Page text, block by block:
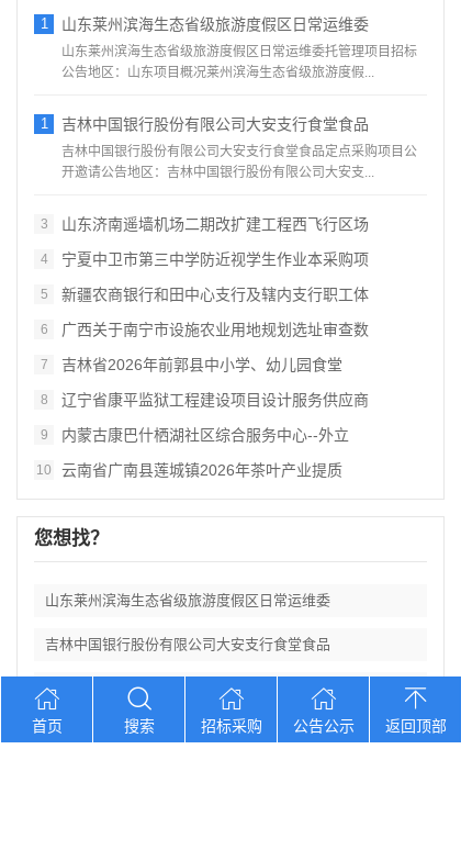
1 山东莱州滨海生态省级旅游度假区日常运维委
山东莱州滨海生态省级旅游度假区日常运维委托管理项目招标
公告地区：山东项目概况莱州滨海生态省级旅游度假...
1 吉林中国银行股份有限公司大安支行食堂食品
吉林中国银行股份有限公司大安支行食堂食品定点采购项目公
开邀请公告地区：吉林中国银行股份有限公司大安支...
3 山东济南遥墙机场二期改扩建工程西飞行区场
4 宁夏中卫市第三中学防近视学生作业本采购项
5 新疆农商银行和田中心支行及辖内支行职工体
6 广西关于南宁市设施农业用地规划选址审查数
7 吉林省2026年前郭县中小学、幼儿园食堂
8 辽宁省康平监狱工程建设项目设计服务供应商
9 内蒙古康巴什栖湖社区综合服务中心--外立
10 云南省广南县莲城镇2026年茶叶产业提质
您想找？
山东莱州滨海生态省级旅游度假区日常运维委
吉林中国银行股份有限公司大安支行食堂食品
山东济南遥墙机场二期改扩建工程西飞行区场
宁夏中卫市第三中学防近视学生作业本采购项
首页 搜索 招标采购 公告公示 返回顶部